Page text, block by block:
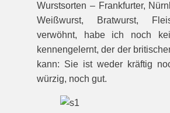
Wurstsorten – Frankfurter,
Weißwurst, Bratwurst,
verwöhnt, habe ich noch
kennengelernt, der der
kann: Sie ist weder kräftig
würzig, noch gut.